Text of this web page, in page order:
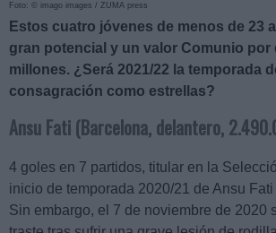
Foto: © imago images / ZUMA press
Estos cuatro jóvenes de menos de 23
gran potencial y un valor Comunio por
millones. ¿Será 2021/22 la temporada
consagración como estrellas?
Ansu Fati (Barcelona, delantero,
4 goles en 7 partidos, titular en la
inicio de temporada 2020/21 de Ansu
Sin embargo, el 7 de noviembre de 2020